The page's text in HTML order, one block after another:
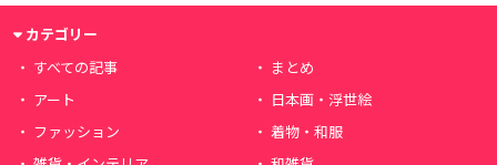
カテゴリー
すべての記事
まとめ
アート
日本画・浮世絵
ファッション
着物・和服